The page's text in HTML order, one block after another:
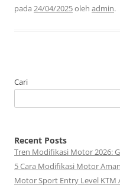
pada 24/04/2025oleh admin.
Cari
Recent Posts
Tren Modifikasi Motor 2026:
5 Cara Modifikasi Motor
Motor Sport Entry Level KTM